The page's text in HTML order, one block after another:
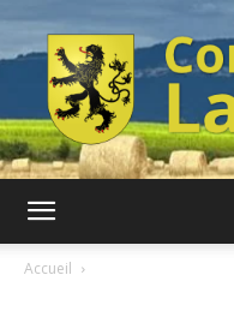
Accueil